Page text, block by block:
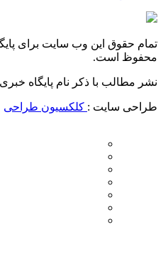
تمام حقوق این وب سایت برای
محفوظ است.
نشر مطالب با ذکر نام پایگاه
طراحی سایت : کلکسیون طراحی